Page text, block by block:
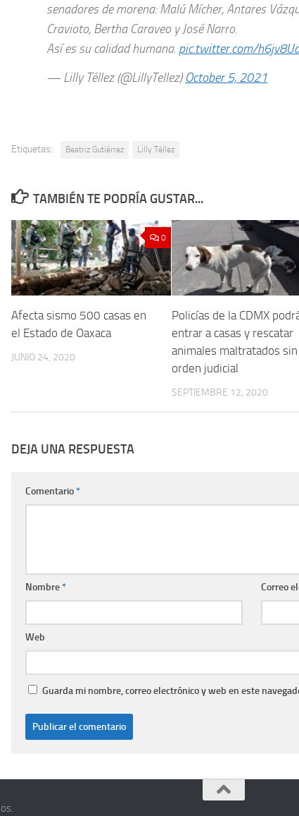
senadores de morena: Malú Mícher, Antares
Cravioto, Bertha Caraveo y José Narro.
Así es su calidad humana. pic.twitter.com/
— Lilly Téllez (@LillyTellez) October 5, 2021
Etiquetas: Beatriz Gutiérrez Lilly Téllez
TAMBIÉN TE PODRÍA GUSTAR...
0
Afecta sismo 500 casas en
el Estado de Oaxaca
JUNIO 24, 2020
Policías de la CDMX
entrar a casas y rescatar
animales maltratados sin
orden judicial
SEPTIEMBRE 12, 2020
DEJA UNA RESPUESTA
Comentario*
Nombre* Correo
Web
Guarda mi nombre, correo electrónico y web en este